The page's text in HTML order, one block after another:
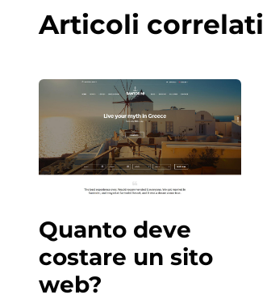
Articoli correlati
Quanto deve
costare un sito
web?